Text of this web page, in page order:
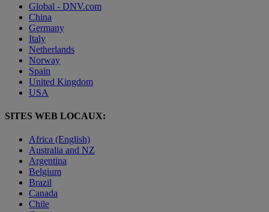
Global - DNV.com
China
Germany
Italy
Netherlands
Norway
Spain
United Kingdom
USA
SITES WEB LOCAUX:
Africa (English)
Australia and NZ
Argentina
Belgium
Brazil
Canada
Chile